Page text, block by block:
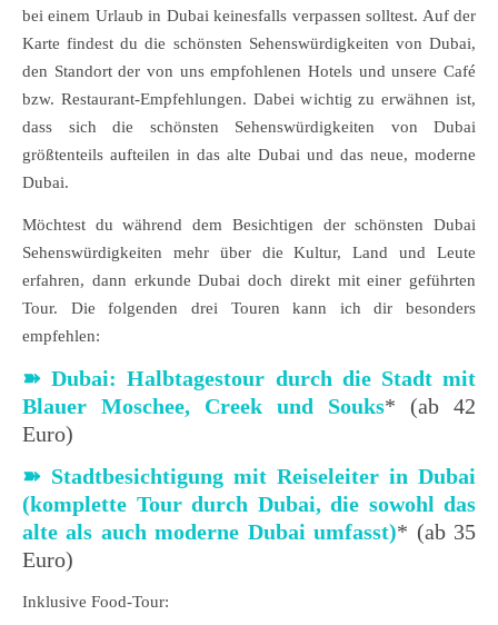
bei einem Urlaub in Dubai keinesfalls verpassen solltest. Auf der
Karte findest du die schönsten Sehenswürdigkeiten von Dubai,
den Standort der von uns empfohlenen Hotels und unsere Café
bzw. Restaurant-Empfehlungen. Dabei wichtig zu erwähnen ist,
dass sich die schönsten Sehenswürdigkeiten von Dubai
größtenteils aufteilen in das alte Dubai und das neue, moderne
Dubai.
Möchtest du während dem Besichtigen der schönsten Dubai
Sehenswürdigkeiten mehr über die Kultur, Land und Leute
erfahren, dann erkunde Dubai doch direkt mit einer geführten
Tour. Die folgenden drei Touren kann ich dir besonders
empfehlen:
➽ Dubai: Halbtagestour durch die Stadt mit
Blauer Moschee, Creek und Souks* (ab 42
Euro)
➽ Stadtbesichtigung mit Reiseleiter in Dubai
(komplette Tour durch Dubai, die sowohl das
alte als auch moderne Dubai umfasst)* (ab 35
Euro)
Inklusive Food-Tour: